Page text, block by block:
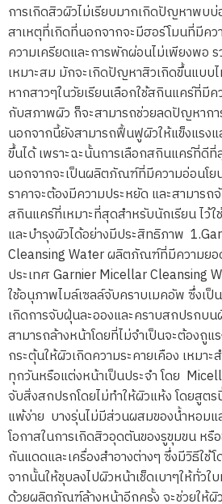
การเกิดสิวผิวไม่เรียบมากเกิดปัญหาพบ
สาเหตุที่เกิดที่นอกจากจะมีฮอร์โมนที่มีคว
ความเครียดและการพักผ่อนไม่เพียงพอ
เหมาะสม มักจะเกิดปัญหาสิวเกิดขึ้นแบบ
หากสาวๆในวัยเรียนเลือกใช้สกินแคร์ที่มี
กับสภาพผิว ก็จะสามารถช่วยลดปัญหากา
นอกจากนี้ยังสามารถฟื้นฟูผิวให้แข็งแรงแ
ขึ้นได้ เพราะฉะนั้นการเลือกสกินแคร์ที่ดี
นอกจากจะเป็นผลิตภัณฑ์ที่มีความอ่อนโย
ราคาจะต้องมีความประหยัด และสามารถ
สกินแคร์ที่เหมาะที่สุดสำหรับนักเรียน ไว้
และบำรุงผิวได้อย่างมีประสิทธิภาพ
Cleansing Water ผลิตภัณฑ์ที่มีความย
ประเทศ Garnier Micellar Cleansing
ใช้อนุภาพไมล์เซลล์จับคราบเมคอัพ ซึ่งเ
เกิดการจับฝุ่นละอองและคราบสกปรกบ
สามารถล้างหน้าโดยที่ไม่จำเป็นจะต้องถู
กระตุ้นให้ผิวเกิดความระคายเคือง เหม
ทุกวันหรือแต่งหน้าเป็นประจำ โดย
จับสิ่งสกปรกโดยไม่ทำให้ผิวแห้ง โดยสูต
แพ้ง่าย บางรุ่นไม่มีส่วนผสมของน้ำหอม
โอกาสในการเกิดสิวอุดตันของรูขุมขน หรื
กันแดดและเครื่องสำอางต่างๆ ซึ่งมีวิธีใ
จากนั้นให้ชุบลงไปผิวหน้าเช็ดเบาๆให้ทั่วใ
ด้วยผลิตภัณฑ์ล้างหน้าอีกครั้ง จะช่วยให้